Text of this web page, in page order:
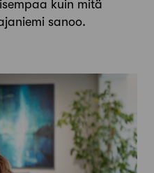
kuin mitä
sanoo.